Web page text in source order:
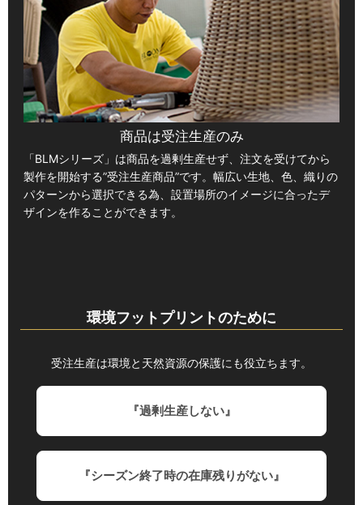
商品は受注生産のみ
「BLMシリーズ」は商品を過剰生産せず、注文を受けてから
製作を開始する”受注生産商品”です。幅広い生地、色、織りの
パターンから選択できる為、設置場所のイメージに合ったデ
ザインを作ることができます。
環境フットプリントのために
受注生産は環境と天然資源の保護にも役立ちます。
『過剰生産しない』
『シーズン終了時の在庫残りがない』